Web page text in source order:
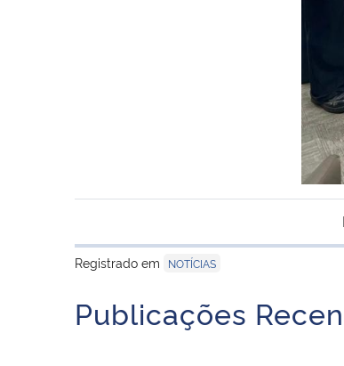
Registrado em
NOTÍCIAS
Publicações